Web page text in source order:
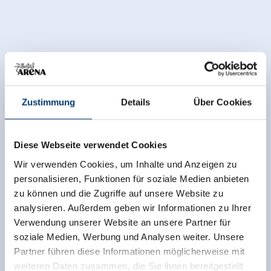
Zustimmung Details Über Cookies
Diese Webseite verwendet Cookies
Wir verwenden Cookies, um Inhalte und Anzeigen zu
personalisieren, Funktionen für soziale Medien anbieten
zu können und die Zugriffe auf unsere Website zu
analysieren. Außerdem geben wir Informationen zu Ihrer
Verwendung unserer Website an unsere Partner für
soziale Medien, Werbung und Analysen weiter. Unsere
Partner führen diese Informationen möglicherweise mit
weiteren Daten zusammen, die Sie ihnen bereitgestellt